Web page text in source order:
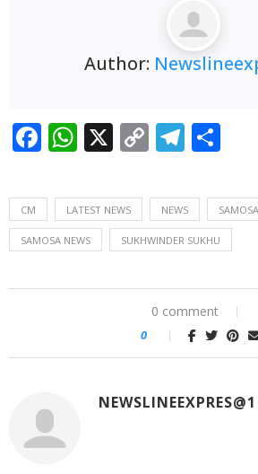
Author:
Facebook
WhatsApp
X Copy
CM LATEST NEWS NEWS
SAMOSA NEWS SUKHWINDER SUKHU
0 comment
0
NEWSLINEEXPRES@1